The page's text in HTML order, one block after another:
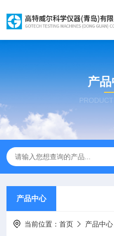
产
产品中心
当前位置：首页 产品中心